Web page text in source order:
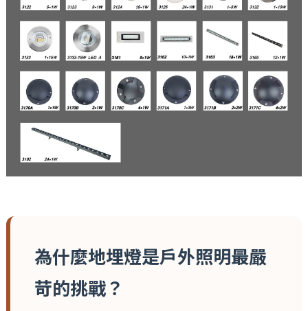
為什麼地埋燈是戶外照明最嚴
苛的挑戰？